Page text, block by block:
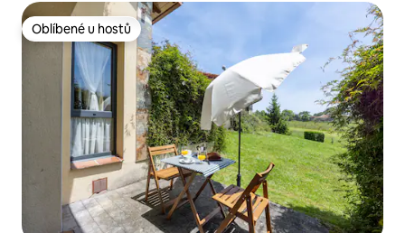
Oblíbené u hostů
Oblíbené u hostů